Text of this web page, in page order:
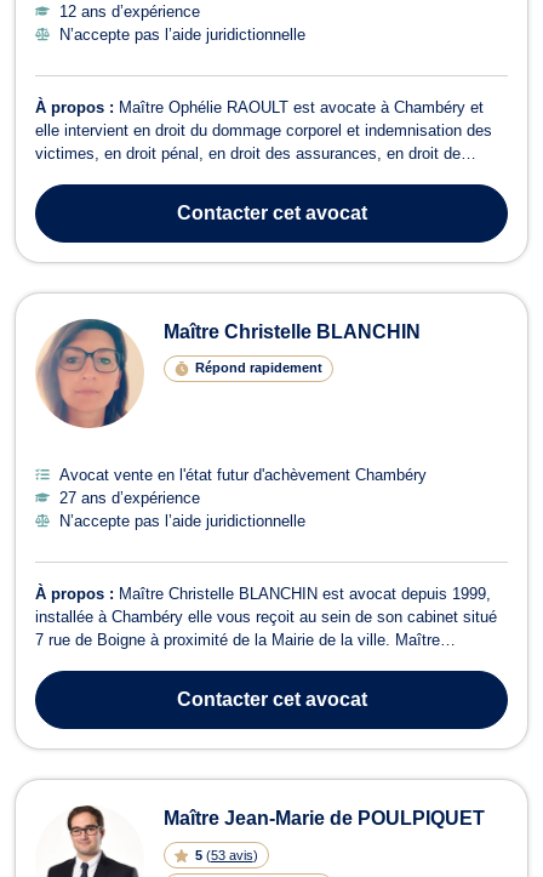
12 ans d’expérience
N’accepte pas l’aide juridictionnelle
À propos : Maître Ophélie RAOULT est avocate à Chambéry et
elle intervient en droit du dommage corporel et indemnisation des
victimes, en droit pénal, en droit des assurances, en droit de
corporel et indemnisation des victimes, Maître Ophélie RAOULT
intervient sur les do...Contactercet avocat
Maître Christelle BLANCHIN
Répond rapidement
Avocat vente en l'état futur d'achèvement Chambéry
27 ans d’expérience
N’accepte pas l’aide juridictionnelle
À propos : Maître Christelle BLANCHIN est avocat depuis 1999,
installée à Chambéry elle vous reçoit au sein de son cabinet situé
7 rue de Boigne à proximité de la Mairie de la ville. Maître
rapport avec la coproprie'te', la construction, les baux commerciaux
et d'habit...
Contactercet avocat
Maître Jean-Marie de POULPIQUET
5 (53 avis)